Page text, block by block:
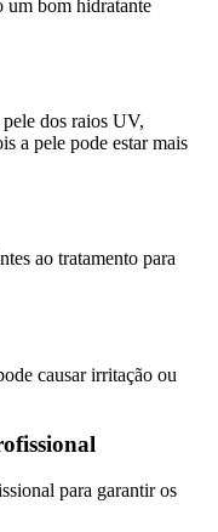
um bom hidratante
dos raios UV,
a pele pode estar mais
ao tratamento para
causar irritação ou
para garantir os